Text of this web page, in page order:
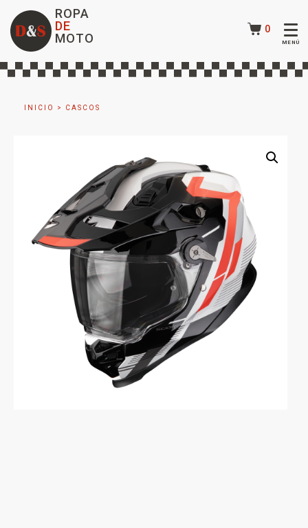
ROPA
DE
MOTO
0
INICIO > CASCOS